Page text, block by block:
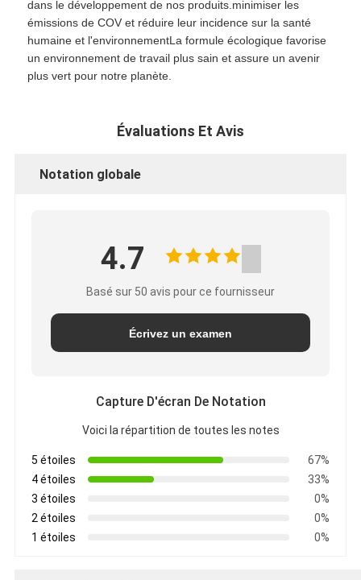
dans le développement de nos produits.minimiser les
émissions de COV et réduire leur incidence sur la santé
humaine et l'environnementLa formule écologique favorise
un environnement de travail plus sain et assure un avenir
plus vert pour notre planète.
Évaluations Et Avis
Notation globale
4.7
Basé sur 50 avis pour ce fournisseur
Écrivez un examen
Capture D'écran De Notation
Voici la répartition de toutes les notes
5 étoiles
67%
4 étoiles
33%
3 étoiles
0%
2 étoiles
0%
1 étoiles
0%